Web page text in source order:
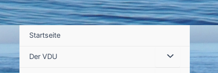
Startseite
Der VDU